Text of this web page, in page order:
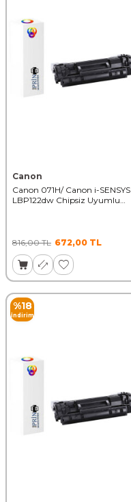
Canon
Canon 071H/ Canon i-SENSYS
LBP122dw Chipsiz Uyumlu
816,00TL 672,00 TL
%18
İndirim